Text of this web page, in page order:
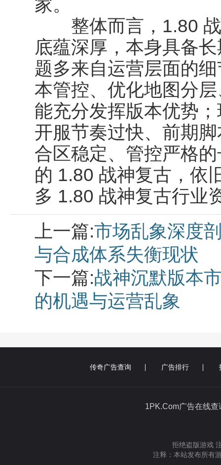
家。
整体而言，1.80 战
底蕴深厚，本身具备
题多来自运营层面的
本管控、优化地图分
能充分发挥版本优势
开服节奏过快、前期
合区稳定、管控严格
的 1.80 战神复古，依
多 1.80 战神复古行业
上一篇:市场乱象深度
与合成体系失衡现状
下一篇:战神沉默版本
的机遇与运营乱象
传奇广告查询 广告排行
1PK.Com广告在
拒绝盗版游戏
注释：本站发布所有